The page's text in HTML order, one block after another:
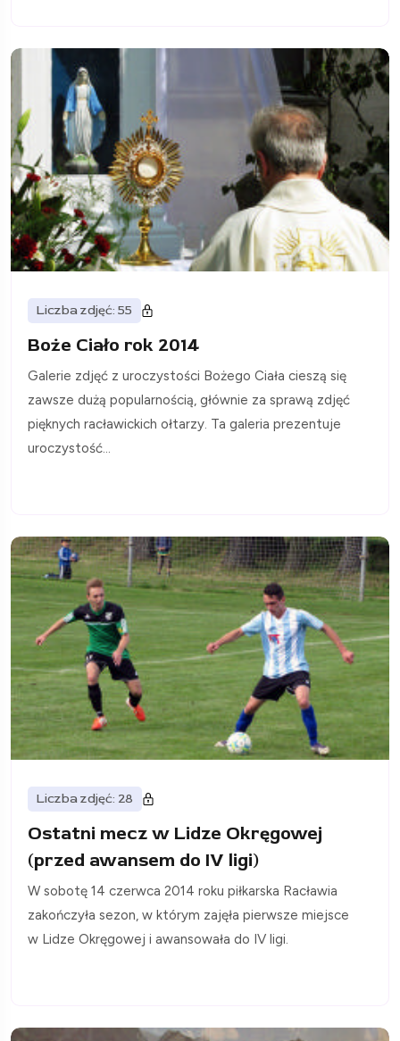
Liczba zdjęć: 55
Boże Ciało rok 2014
Galerie zdjęć z uroczystości Bożego Ciała cieszą się
zawsze dużą popularnością, głównie za sprawą zdjęć
pięknych racławickich ołtarzy. Ta galeria prezentuje
uroczystość...
Liczba zdjęć: 28
Ostatni mecz w Lidze Okręgowej
(przed awansem do IV ligi)
W sobotę 14 czerwca 2014 roku piłkarska Racławia
zakończyła sezon, w którym zajęła pierwsze miejsce
w Lidze Okręgowej i awansowała do IV ligi.